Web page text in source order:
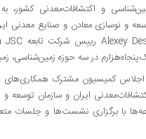
و اکتشافات‌معدنی کشور،
در سه حوزه زمین‌شناسی،
کمیسیون مشترک همکاری‌های
با برگزاری نشست‌ها و جلسات